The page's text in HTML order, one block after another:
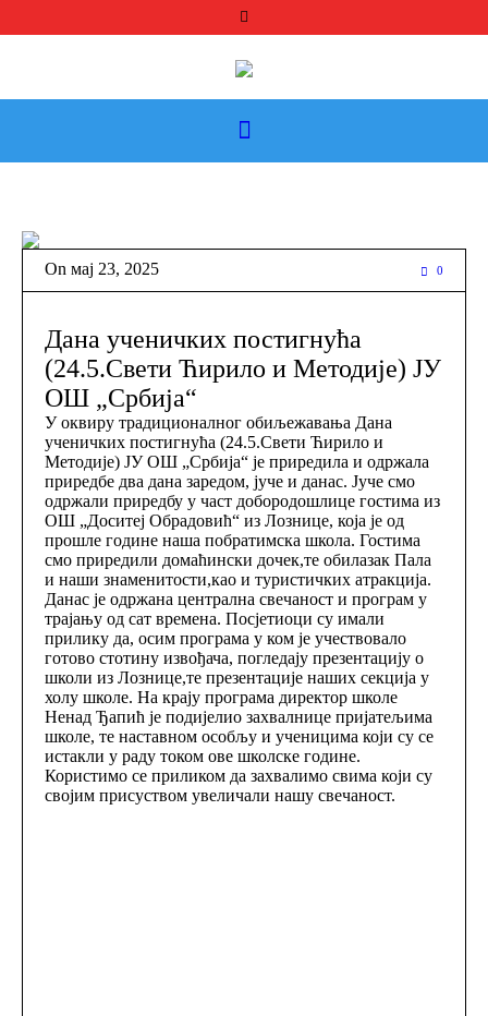
On мај 23, 2025 0
Дана ученичких постигнућа
(24.5.Свети Ћирило и Методије) ЈУ
ОШ „Србија“
У оквиру традиционалног обиљежавања Дана
ученичких постигнућа (24.5.Свети Ћирило и
Методије) ЈУ ОШ „Србија“ је приредила и одржала
приредбе два дана заредом, јуче и данас. Јуче смо
одржали приредбу у част добородошлице гостима из
ОШ „Доситеј Обрадовић“ из Лознице, која је од
прошле године наша побратимска школа. Гостима
смо приредили домаћински дочек,те обилазак Пала
и наши знаменитости,као и туристичких атракција.
Данас је одржана централна свечаност и програм у
трајању од сат времена. Посјетиоци су имали
прилику да, осим програма у ком је учествовало
готово стотину извођача, погледају презентацију о
школи из Лознице,те презентације наших секција у
холу школе. На крају програма директор школе
Ненад Ђапић је подијелио захвалнице пријатељима
школе, те наставном особљу и ученицима који су се
истакли у раду током ове школске године.
Користимо се приликом да захвалимо свима који су
својим присуством увеличали нашу свечаност.